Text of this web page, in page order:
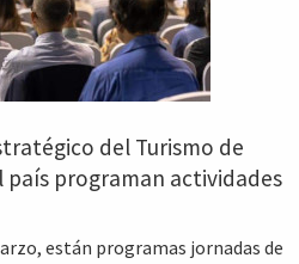
del Turismo de
país programan actividades
están programas jornadas de